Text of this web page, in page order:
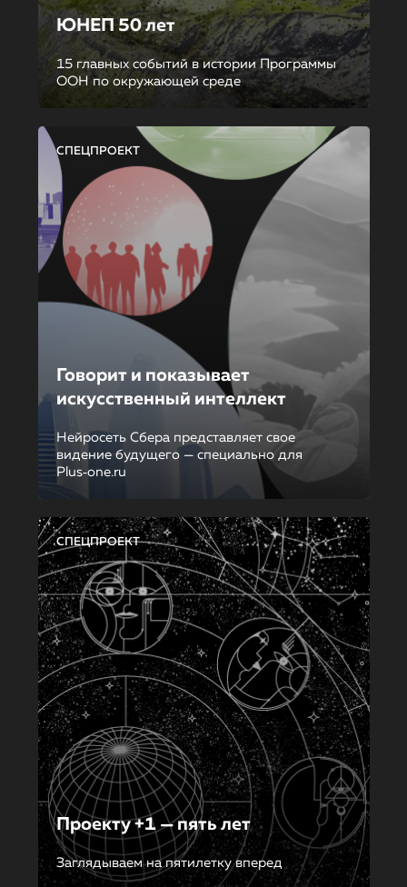
ЮНЕП 50 лет
15 главных событий в истории Программы
ООН по окружающей среде
СПЕЦПРОЕКТ
Говорит и показывает
искусственный интеллект
Нейросеть Сбера представляет свое
видение будущего — специально для
Plus‑one.ru
СПЕЦПРОЕКТ
Проекту +1 — пять лет
Заглядываем на пятилетку вперед